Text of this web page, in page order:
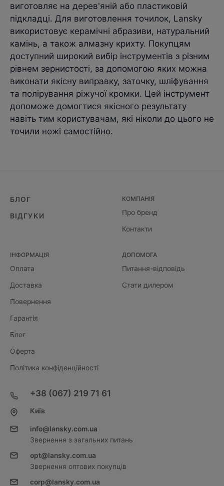
виготовляє на дерев'яній або пластиковій
підкладці. Для виготовлення точилок, Lansky
використовує керамічні абразиви, натуральний
камінь, а також алмазну крихту. Покупцям
доступний широкий вибір інструментів з різним
рівнем зернистості, за допомогою яких можна
виконати якісну виправку, заточку, шліфування
та полірування ріжучої кромки. Цей інструмент
допоможе домогтися якісного результату
навіть тим користувачам, які ніколи до цього не
точили ножі самостійно.
БЛОГ
ВІДГУКИ
КОМПАНІЯ
Про бренд
Контакти
ІНФОРМАЦІЯ
Оплата
Доставка
Повернення
Гарантія
Блог
Оферта
Політика конфіденційності
ДОПОМОГА
Питання-відповідь
Стати дилером
+38 (067) 219 71 61
Київ
info@lansky.com.ua
Звернення з загальних питань
opt@lansky.com.ua
Звернення оптових покупців
corp@lansky.com.ua